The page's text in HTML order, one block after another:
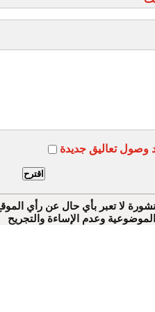
وصول تعاليق جديدة
لا تعبر بأي حال عن رأي
وعدم الإساءة والتجريح